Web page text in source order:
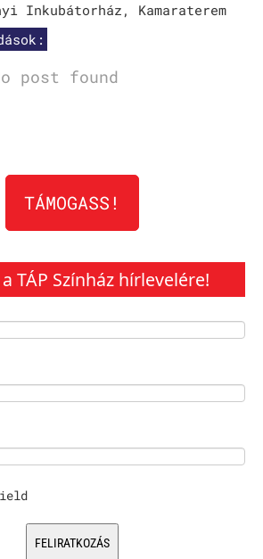
Inkubátorház, Kamaraterem
post found
TÁMOGASS!
TÁP Színház hírlevelére!